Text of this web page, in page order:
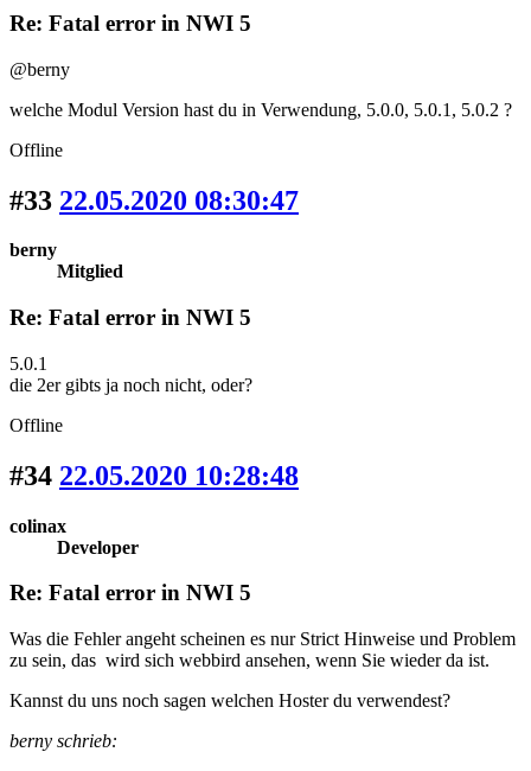
Re: Fatal error in NWI 5
@berny
welche Modul Version hast du in Verwendung, 5.0.0, 5.0.1, 5.0.2 ?
Offline
#33 22.05.2020 08:30:47
berny
Mitglied
Re: Fatal error in NWI 5
5.0.1
die 2er gibts ja noch nicht, oder?
Offline
#34 22.05.2020 10:28:48
colinax
Developer
Re: Fatal error in NWI 5
Was die Fehler angeht scheinen es nur Strict Hinweise und Problem
zu sein, das wird sich webbird ansehen, wenn Sie wieder da ist.
Kannst du uns noch sagen welchen Hoster du verwendest?
berny schrieb: